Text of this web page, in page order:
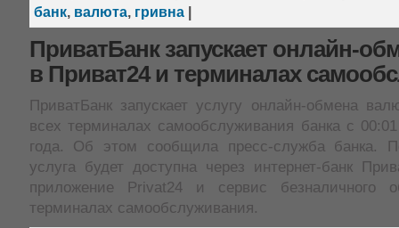
банк, валюта, гривна|
ПриватБанк запускает онлайн-
в Приват24 и терминалах
ПриватБанк запускает услугу онлайн-обмена
всех терминалах самообслуживания банка с
года. Об этом сообщила пресс-служба банка.
услуга будет доступна через интернет-банк
приложение Privat24 и сервис безналичного
терминалах самообслуживания.